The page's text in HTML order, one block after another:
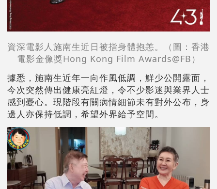
資深電影人施南生近日被指身體抱恙。（圖：香港
電影金像獎Hong Kong Film Awards@FB）
據悉，施南生近年一向作風低調，鮮少公開露面，
今次突然傳出健康亮紅燈，令不少影迷與業界人士
感到憂心。現階段有關病情細節未有對外公布，身
邊人亦保持低調，希望外界給予空間。